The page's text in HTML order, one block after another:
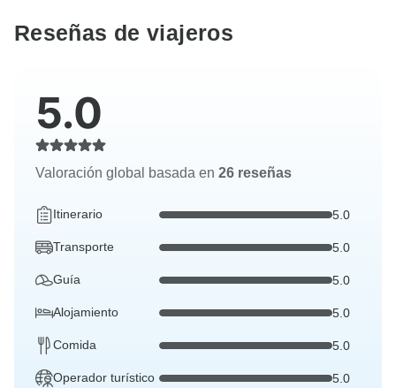
Reseñas de viajeros
5.0
Valoración global basada en 26 reseñas
Itinerario 5.0
Transporte 5.0
Guía 5.0
Alojamiento 5.0
Comida 5.0
Operador turístico 5.0